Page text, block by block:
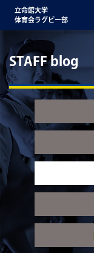
立命館大学
体育会ラグビー部
STAFF blog